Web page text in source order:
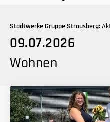
Tabulatorentaste:
Überspringen
der
Hauptnavigation
Stadtwerke Gruppe Strausberg:
09.07.2026
Wohnen